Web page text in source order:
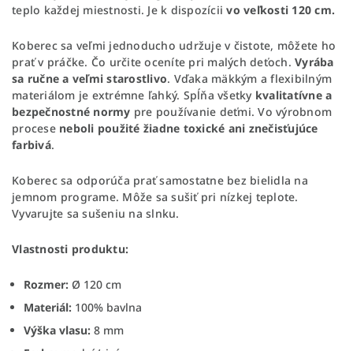
teplo každej miestnosti. Je k dispozíciivo veľkosti 120 cm.
Koberec sa veľmi jednoducho udržuje v čistote, môžete ho
prať v práčke. Čo určite oceníte pri malých deťoch. Vyrába
sa ručne a veľmi starostlivo. Vďaka mäkkým a flexibilným
materiálom je extrémne ľahký. Spĺňa všetky kvalitatívne a
bezpečnostné normy pre používanie deťmi. Vo výrobnom
procese neboli použité žiadne toxické ani znečisťujúce
farbivá.
Koberec sa odporúča prať samostatne bez bielidla na
jemnom programe. Môže sa sušiť pri nízkej teplote.
Vyvarujte sa sušeniu na slnku.
Vlastnosti produktu:
Rozmer: Ø 120 cm
Materiál: 100% bavlna
Výška vlasu: 8 mm